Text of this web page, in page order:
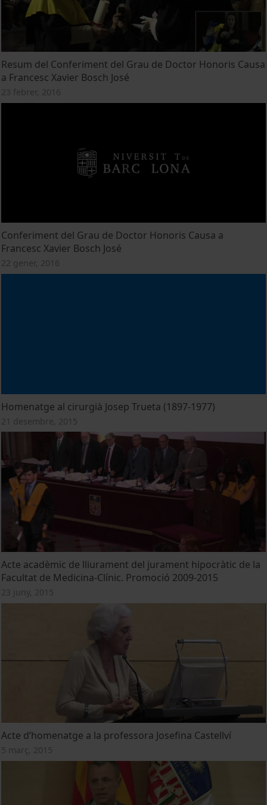
Resum del Conferiment del Grau de Doctor Honoris Causa
a Francesc Xavier Bosch José
23 febrer, 2016
Conferiment del Grau de Doctor Honoris Causa a
Francesc Xavier Bosch José
22 gener, 2016
Homenatge al cirurgià Josep Trueta (1897-1977)
21 desembre, 2015
Acte acadèmic de lliurament del jurament hipocràtic de la
Facultat de Medicina-Clínic. Promoció 2009-2015
23 juny, 2015
Acte d’homenatge a la professora Josefina Castellví
5 març, 2015